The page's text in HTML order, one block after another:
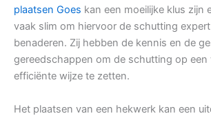
plaatsen Goes kan een moeilijke klus zijn
vaak slim om hiervoor de schutting
benaderen. Zij hebben de kennis en de
gereedschappen om de schutting op een
efficiënte wijze te zetten.
Het plaatsen van een hekwerk kan een